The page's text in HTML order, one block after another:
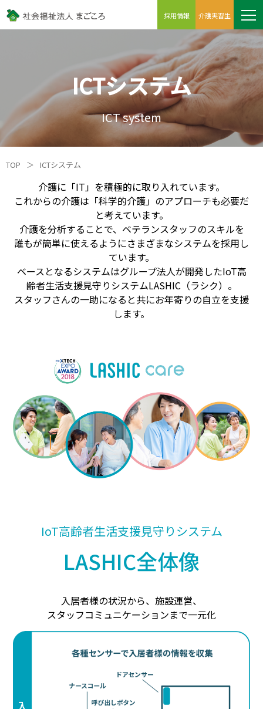
採用情報 介護実習生
ICTシステム
ICT system
TOP ＞ ICTシステム
介護に「IT」を積極的に取り入れています。
これからの介護は「科学的介護」のアプローチも必要だ
と考えています。
介護を分析することで、ベテランスタッフのスキルを
誰もが簡単に使えるようにさまざまなシステムを採用し
ています。
ベースとなるシステムはグループ法人が開発したIoT高
齢者生活支援見守りシステムLASHIC（ラシク）。
スタッフさんの一助になると共にお年寄りの自立を支援
します。
IoT高齢者生活支援見守りシステム
LASHIC全体像
入居者様の状況から、施設運営、
スタッフコミュニケーションまで一元化